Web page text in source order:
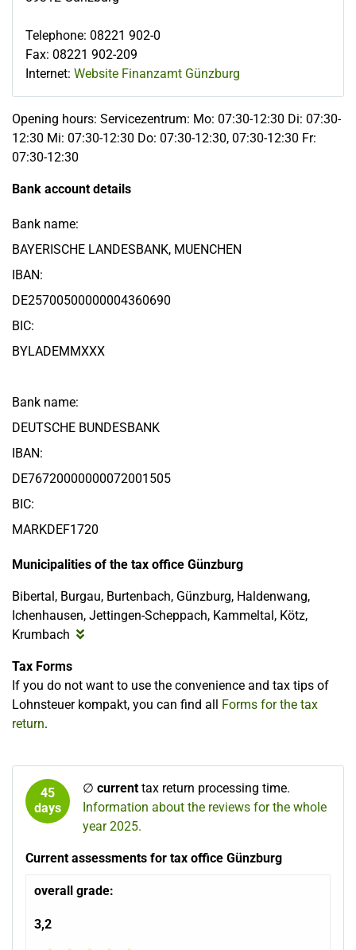
Telephone: 08221 902-0
Fax: 08221 902-209
Internet: Website Finanzamt Günzburg
Opening hours: Servicezentrum: Mo: 07:30-12:30 Di: 07:30-
12:30 Mi: 07:30-12:30 Do: 07:30-12:30, 07:30-12:30 Fr:
07:30-12:30
Bank account details
Bank name:
BAYERISCHE LANDESBANK, MUENCHEN
IBAN:
DE25700500000004360690
BIC:
BYLADEMMXXX
Bank name:
DEUTSCHE BUNDESBANK
IBAN:
DE76720000000072001505
BIC:
MARKDEF1720
Municipalities of the tax office Günzburg
Bibertal, Burgau, Burtenbach, Günzburg, Haldenwang,
Ichenhausen, Jettingen-Scheppach, Kammeltal, Kötz,
Krumbach
Tax Forms
If you do not want to use the convenience and tax tips of
Lohnsteuer kompakt, you can find all
Forms for the tax
return.
45
days
∅ currenttax return processing time.
Information about the reviews for the whole
year 2025.
Current assessments for tax office Günzburg
overall grade:
3,2